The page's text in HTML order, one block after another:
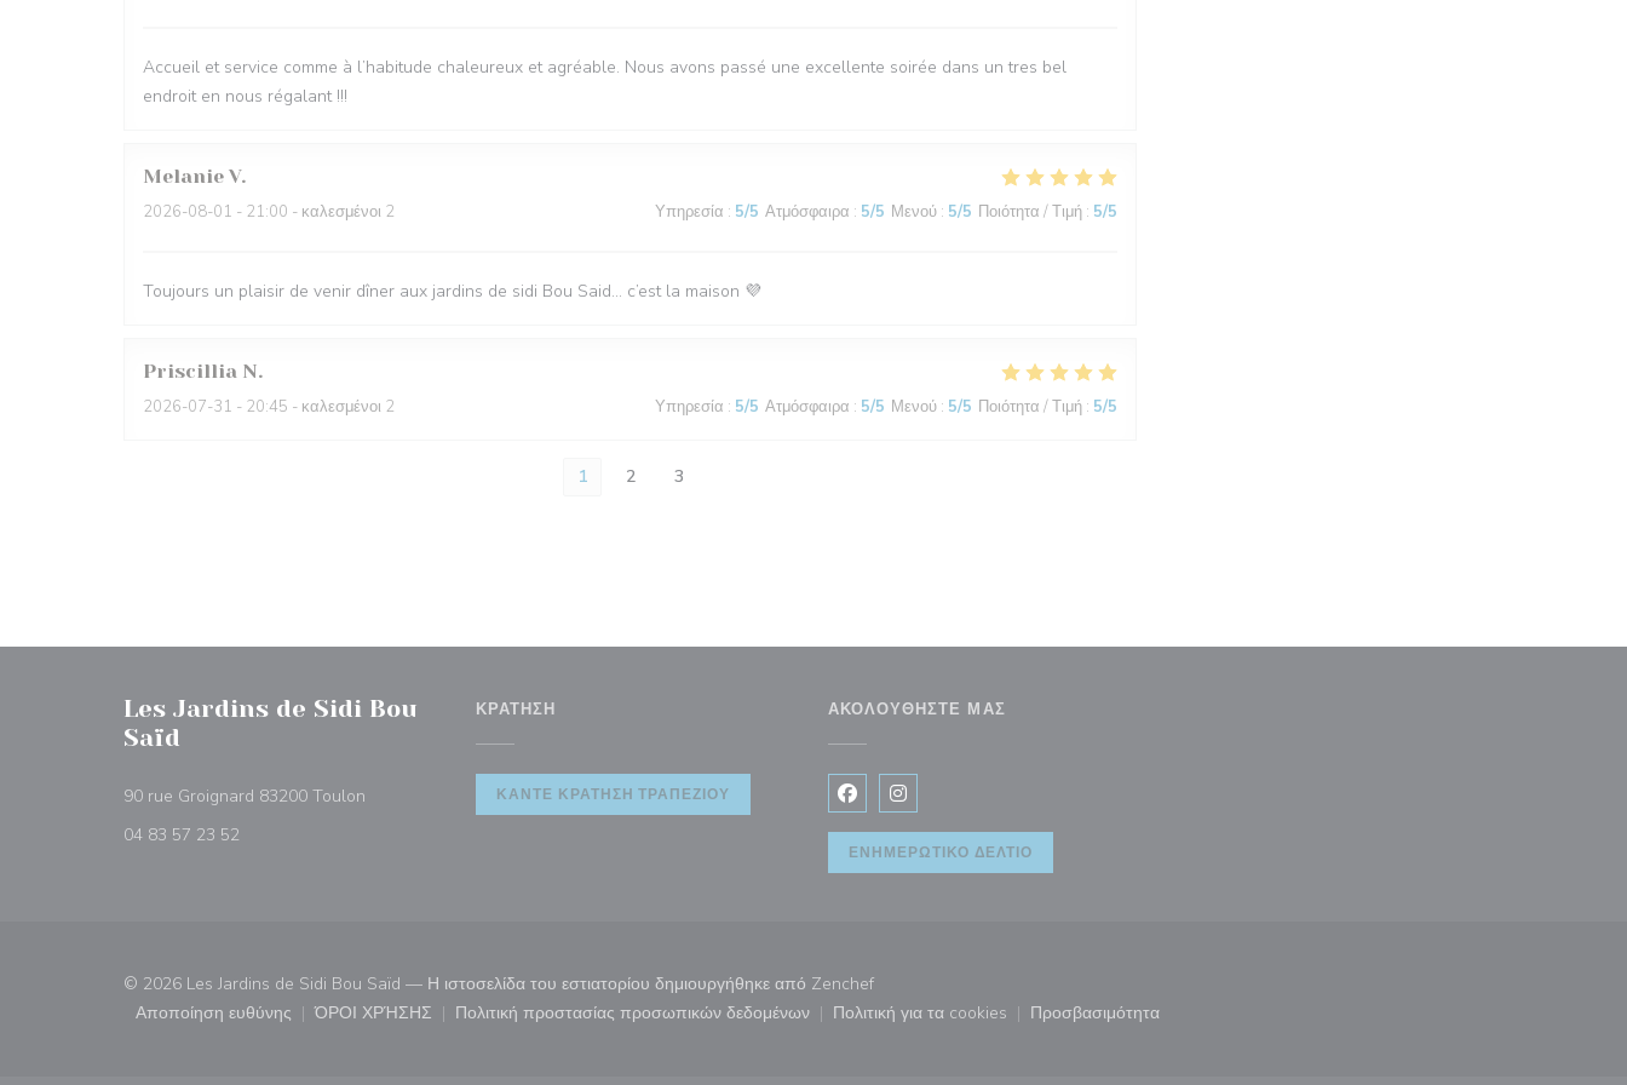
Accueil et service comme à l’habitude chaleureux et agréable. Nous avons passé une excellente soirée dans un tres bel
endroit en nous régalant !!!
Melanie V
2026-08-01 - 21:00 - καλεσμένοι 2 Υπηρεσία : 5/5 Ατμόσφαιρα : 5/5 Μενού : 5/5 Ποιότητα / Τιμή : 5/5
Toujours un plaisir de venir dîner aux jardins de sidi Bou Said… c’est la maison 💜
Priscillia N
2026-07-31 - 20:45 - καλεσμένοι 2 Υπηρεσία : 5/5 Ατμόσφαιρα : 5/5 Μενού : 5/5 Ποιότητα / Τιμή : 5/5
1 2 3
Les Jardins de Sidi Bou
Saïd
90 rue Groignard 83200 Toulon ((ανοίγει σε νέο παράθυρο))
04 83 57 23 52
ΚΡΆΤΗΣΗ
ΚΆΝΤΕ ΚΡΆΤΗΣΗ ΤΡΑΠΕΖΙΟΎ
ΑΚΟΛΟΥΘΉΣΤΕ ΜΑΣ
Facebook ((ανοίγει σε νέο παράθυρο))
Instagram ((ανοίγει σε νέο παράθυρο))
ΕΝΗΜΕΡΩΤΙΚΌ ΔΕΛΤΊΟ
© 2026 Les Jardins de Sidi Bou Saïd — Η ιστοσελίδα του εστιατορίου δημιουργήθηκε από Zenchef((ανοίγει σε νέο παράθυρο))
Αποποίηση ευθύνης
((ανοίγει σε νέο παράθυρο))
ΌΡΟΙ ΧΡΉΣΗΣ
((ανοίγει σε νέο παράθυρο))
Πολιτική προστασίας προσωπικών δεδομένων
((ανοίγει σε νέο παράθυρο))
Πολιτική για τα cookies
((ανοίγει σε νέο παράθυρο))
Προσβασιμότητα
((ανοίγει σε νέο παράθυρο))